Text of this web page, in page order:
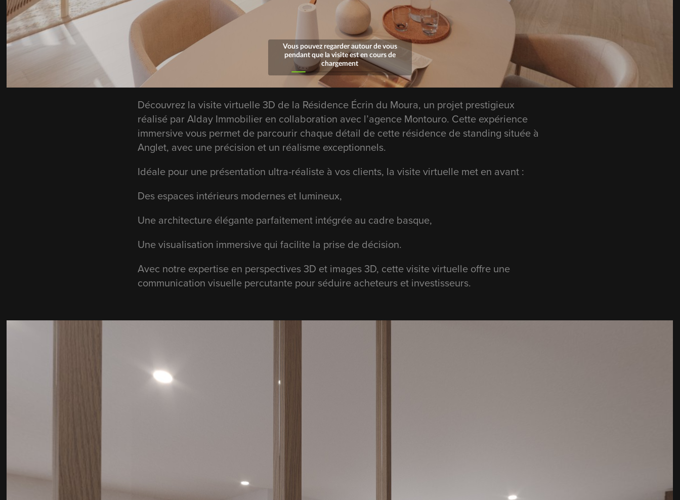
Découvrez la visite virtuelle 3D de la Résidence Écrin du Moura, un projet prestigieux
réalisé par Alday Immobilier en collaboration avec l’agence Montouro. Cette expérience
immersive vous permet de parcourir chaque détail de cette résidence de standing située à
Anglet, avec une précision et un réalisme exceptionnels.
Idéale pour une présentation ultra-réaliste à vos clients, la visite virtuelle met en avant :
Des espaces intérieurs modernes et lumineux,
Une architecture élégante parfaitement intégrée au cadre basque,
Une visualisation immersive qui facilite la prise de décision.
Avec notre expertise en perspectives 3D et images 3D, cette visite virtuelle offre une
communication visuelle percutante pour séduire acheteurs et investisseurs.